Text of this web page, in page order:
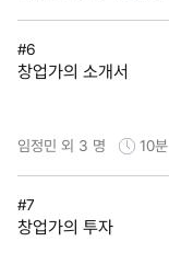
#6
창업가의 소개서
임정민 외 3 명 10분
#7
창업가의 투자